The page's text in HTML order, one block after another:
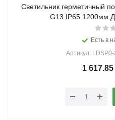
Светильник герметичный
G13 IP65 1200мм
Есть в
Артикул:
1 617.85